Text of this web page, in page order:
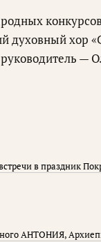
духовный хор
—
в праздник
АНТОНИЯ,